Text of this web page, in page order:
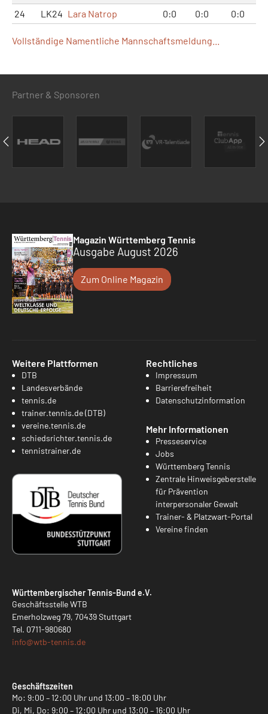
24 LK24 Lara Natrop 0:0 0:0 0:0
Vollständige Namentliche Mannschaftsmeldung...
Partner & Sponsoren
Magazin Württemberg Tennis
Ausgabe August 2026
Zum Online Magazin
Weitere Plattformen
DTB
Landesverbände
tennis.de
trainer.tennis.de (DTB)
vereine.tennis.de
schiedsrichter.tennis.de
tennistrainer.de
Rechtliches
Impressum
Barrierefreiheit
Datenschutzinformation
Mehr Informationen
Presseservice
Jobs
Württemberg Tennis
Zentrale Hinweisgeberstelle
für Prävention
interpersonaler Gewalt
Trainer- & Platzwart-Portal
Vereine finden
Württembergischer Tennis-Bund e.V.
Geschäftsstelle WTB
Emerholzweg 79, 70439 Stuttgart
Tel. 0711-980680
info@wtb-tennis.de
Geschäftszeiten
Mo: 9:00 – 12:00 Uhr und 13:00 – 18:00 Uhr
Di, Mi, Do: 9:00 – 12:00 Uhr und 13:00 – 16:00 Uhr